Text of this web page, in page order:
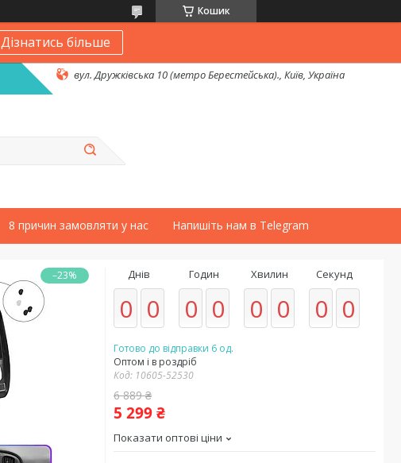
Кошик
Дізнатись більше
вул. Дружківська 10 (метро Берестейська)., Київ, Україна
8 причин замовляти у нас Напишіть нам в Telegram
–23% Днів
0 0
Годин
0 0
Хвилин
0 0
Секунд
0 0
Готово до відправки 6 од.
Оптом і в роздріб
Код: 10605-52530
6 889 ₴
5 299 ₴
Показати оптові ціни